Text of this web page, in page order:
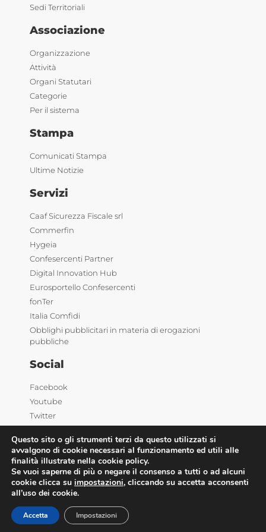
Sedi Territoriali
Associazione
Organizzazione
Attività
Organi Statutari
Categorie
Per il sistema
Stampa
Comunicati Stampa
Ultime Notizie
Servizi
Caaf Sicurezza Fiscale srl
Commerfin
Hygeia
Confesercenti Partner
Digital Innovation Hub
Eurosportello Confesercenti
fonTer
Italia Comfidi
Obblighi pubblicitari in materia di erogazioni
pubbliche
Social
Facebook
Youtube
Twitter
©2025 Confesercenti | Ufficio stampa: Via Nazionale,
60 00184 Roma |Privacy | Powered by
Questo sito o gli strumenti terzi da questo utilizzati si
avvalgono di cookie necessari al funzionamento ed utili alle
finalità illustrate nella cookie policy.
Se vuoi saperne di più o negare il consenso a tutti o ad alcuni
cookie clicca su impostazioni, cliccando su accetta acconsenti
all’uso dei cookie.
Accetta Impostazioni